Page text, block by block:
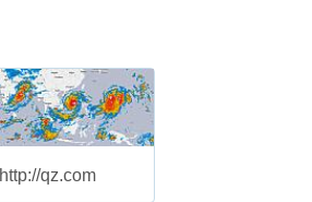
http://qz.com